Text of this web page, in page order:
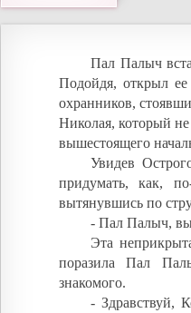
Пал Палыч
Подойдя, открыл
охранников,
Николая, который
вышестоящего
Увидев
придумать, как,
вытянувшись по
- Пал Палыч,
Эта
поразила Пал
знакомого.
- Здравствуй,